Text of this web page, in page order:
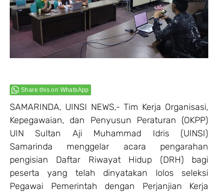
Share this on WhatsApp
SAMARINDA, UINSI NEWS,- Tim Kerja Organisasi,
Kepegawaian, dan Penyusun Peraturan (OKPP)
UIN Sultan Aji Muhammad Idris (UINSI)
Samarinda menggelar acara pengarahan
pengisian Daftar Riwayat Hidup (DRH) bagi
peserta yang telah dinyatakan lolos seleksi
Pegawai Pemerintah dengan Perjanjian Kerja